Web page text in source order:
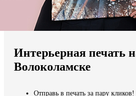
Мы доставляем по всему миру
Продолжить без города
Интерьерная печать
Волоколамске
Отправь в печать за пару кликов!